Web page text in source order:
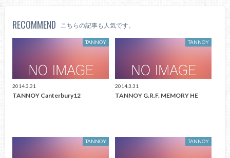
RECOMMEND こちらの記事も人気です。
TANNOY
2014.3.31
TANNOY Canterbury12
TANNOY
2014.3.31
TANNOY G.R.F. MEMORY HE
TANNOY TANNOY